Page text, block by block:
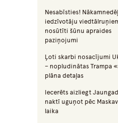
Nesabīsties!
iedzīvotāju
nosūtīti šūnu apraides
paziņojumi
Ļoti skarbi nosacījumi
– nopludinātas Trampa
plāna detaļas
Iecerēts aizliegt
naktī uguņot pēc
laika